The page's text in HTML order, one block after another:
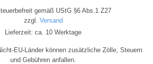
gemäß UStG §6 Abs.1 Z27
zzgl. Versand
Lieferzeit: ca. 10 Werktage
EU-Länder können zusätzliche Zölle, Steuern
und Gebühren anfallen.